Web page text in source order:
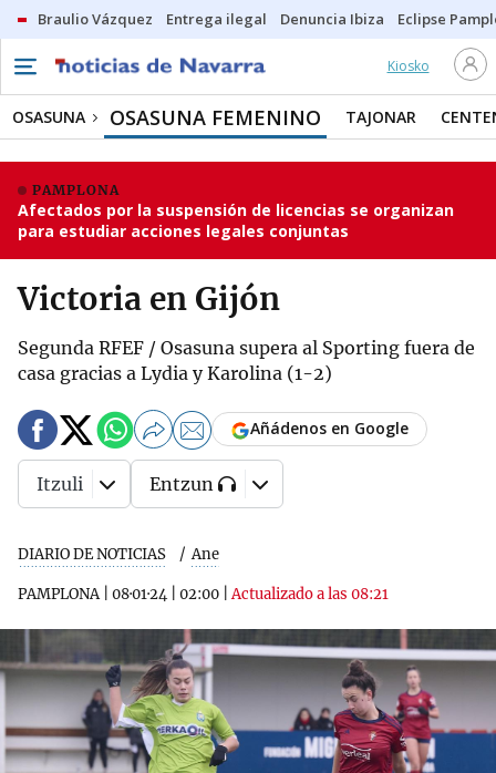
Braulio Vázquez Entrega ilegal Denuncia Ibiza Eclipse
Kiosko
OSASUNA OSASUNA FEMENINO TAJONAR
PAMPLONA
Afectados por la suspensión de licencias se organizan
para estudiar acciones legales conjuntas
Victoria en Gijón
Segunda RFEF / Osasuna supera al Sporting fuera de
casa gracias a Lydia y Karolina (1-2)
DIARIO DE NOTICIAS Ane
PAMPLONA| 08·01·24 02:00 |Actualizado a las 08:21
Añádenos en Google
Itzuli Entzun